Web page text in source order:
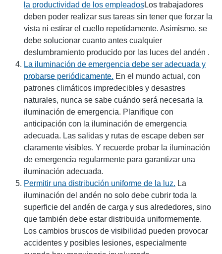
la productividad de los empleadosLos trabajadores
deben poder realizar sus tareas sin tener que forzar la
vista ni estirar el cuello repetidamente. Asimismo, se
debe solucionar cuanto antes cualquier
deslumbramiento producido por las luces del andén .
La iluminación de emergencia debe ser adecuada y
probarse periódicamente. En el mundo actual, con
patrones climáticos impredecibles y desastres
naturales, nunca se sabe cuándo será necesaria la
iluminación de emergencia. Planifique con
anticipación con la iluminación de emergencia
adecuada. Las salidas y rutas de escape deben ser
claramente visibles. Y recuerde probar la iluminación
de emergencia regularmente para garantizar una
iluminación adecuada.
Permitir una distribución uniforme de la luz. La
iluminación del andén no solo debe cubrir toda la
superficie del andén de carga y sus alrededores, sino
que también debe estar distribuida uniformemente.
Los cambios bruscos de visibilidad pueden provocar
accidentes y posibles lesiones, especialmente